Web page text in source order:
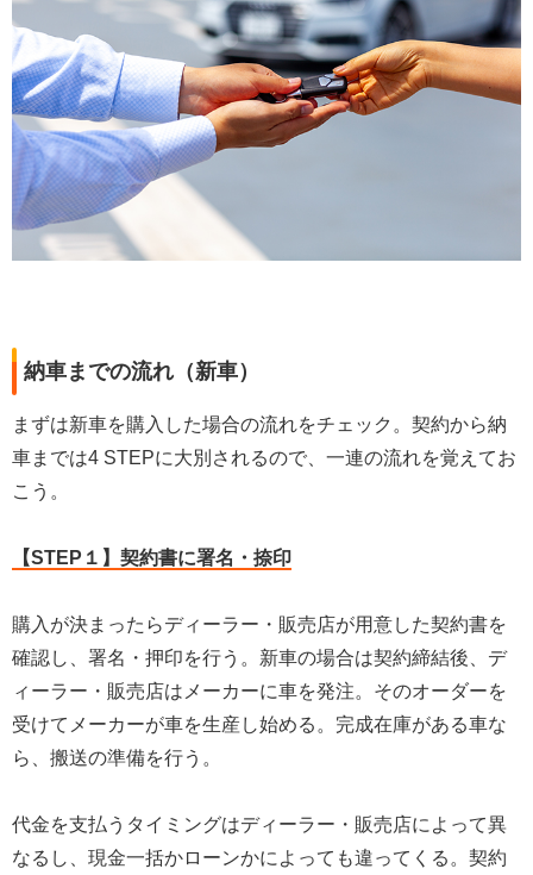
納車までの流れ（新車）
まずは新車を購入した場合の流れをチェック。契約から納
車までは4 STEPに大別されるので、一連の流れを覚えてお
こう。
【STEP１】契約書に署名・捺印
購入が決まったらディーラー・販売店が用意した契約書を
確認し、署名・押印を行う。新車の場合は契約締結後、デ
ィーラー・販売店はメーカーに車を発注。そのオーダーを
受けてメーカーが車を生産し始める。完成在庫がある車な
ら、搬送の準備を行う。
代金を支払うタイミングはディーラー・販売店によって異
なるし、現金一括かローンかによっても違ってくる。契約